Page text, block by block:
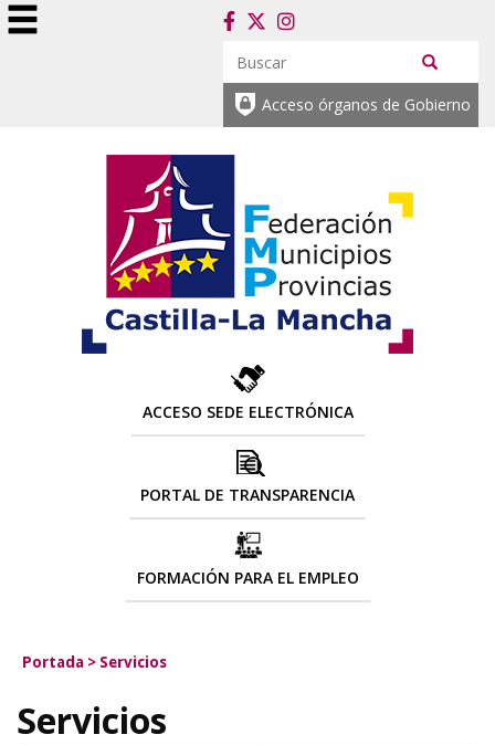
Acceso órganos de Gobierno
ACCESO SEDE ELECTRÓNICA
PORTAL DE TRANSPARENCIA
FORMACIÓN PARA EL EMPLEO
Portada > Servicios
Servicios